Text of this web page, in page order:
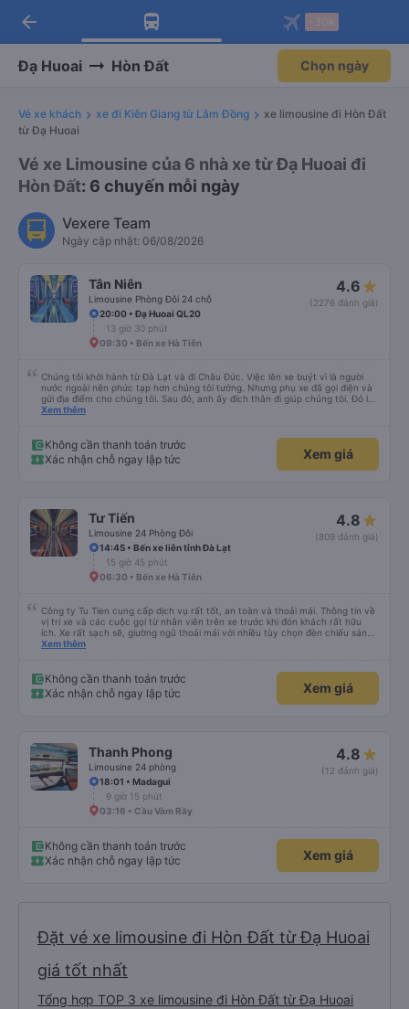
Tải app Vexere ngay!
Nhận ưu đãi thành viên độc
Mở app
Tải app Vexere
-30k/ghế khi đặt vé máy bay qua
Mở app
arrow_back
Đạ Huoai Hòn Đất Chọn ngày
Vé xe khách xe đi Kiên Giang từ Lâm Đồng
xe limousine đi Hòn Đất
từ Đạ Huoai
Vé xe Limousine của 6 nhà xe từ Đạ Huoai đi
Hòn Đất: 6 chuyến mỗi ngày
Vexere Team
Ngày cập nhật: 06/08/2026
Tân Niên
Limousine Phòng Đôi 24 chỗ
4.6
(2276 đánh giá)
20:00 • Đạ Huoai QL20
13 giờ 30 phút
09:30 • Bến xe Hà Tiên
Chúng tôi khởi hành từ Đà Lạt và đi Châu Đức. Việc lên xe buýt vì là người
nước ngoài nên phức tạp hơn chúng tôi tưởng. Nhưng phụ xe đã gọi điện và
gửi địa điểm cho chúng tôi. Sau đó, anh ấy đích thân đi giúp chúng tôi. Đó là
lần đầu tiên đi xe giường nằm với hai đứa trẻ nhỏ khá thú vị. Chúng tôi không
điểm dừng, họ đánh thức chúng tôi dậy và đảm bảo chúng tôi đã sẵn sàng.
Nhìn chung, đó là một trải nghiệm tốt. Mỗi giường đều có gối và chăn, và đủ
chỗ cho 1 người lớn và 1 trẻ em nằm thoải mái.
Xem thêm
Không cần thanh toán trước
Xác nhận chỗ ngay lập tức
Xem giá
Tư Tiến
Limousine 24 Phòng Đôi
4.8
(809 đánh giá)
14:45 • Bến xe liên tỉnh Đà Lạt
15 giờ 45 phút
06:30 • Bến xe Hà Tiên
Công ty Tu Tien cung cấp dịch vụ rất tốt, an toàn và thoải mái. Thông tin về
vị trí xe và các cuộc gọi từ nhân viên trên xe trước khi đón khách rất hữu
ích. Xe rất sạch sẽ, giường ngủ thoải mái với nhiều tùy chọn đèn chiếu sáng
và cổng USB được đặt ở vị trí thuận tiện. Nhân viên rất lịch sự và xe đến
Xem thêm
Không cần thanh toán trước
Xác nhận chỗ ngay lập tức
Xem giá
Thanh Phong
Limousine 24 phòng
4.8
(12 đánh giá)
18:01 • Madagui
9 giờ 15 phút
03:16 • Cầu Vàm Rầy
Không cần thanh toán trước
Xác nhận chỗ ngay lập tức
Xem giá
Đặt vé xe limousine đi Hòn Đất từ Đạ Huoai
giá tốt nhất
Tổng hợp TOP 3 xe limousine đi Hòn Đất từ Đạ Huoai